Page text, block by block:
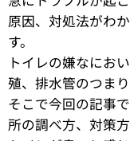
原因、対処法がわ
す。
トイレの嫌なにお
殖、排水管のつま
そこで今回の記事
所の調べ方、対策